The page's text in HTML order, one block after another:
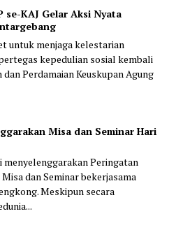
se-KAJ Gelar Aksi Nyata
untuk menjaga kelestarian
kepedulian sosial kembali
Perdamaian Keuskupan Agung
Misa dan Seminar Hari
Peringatan
dan Seminar bekerjasama
Meskipun secara